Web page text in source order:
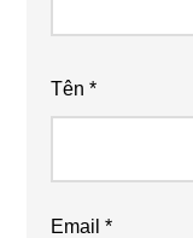
Tên*
Email*